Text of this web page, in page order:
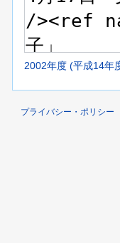
2002年度 (平成14年
プライバシー・ポリシー